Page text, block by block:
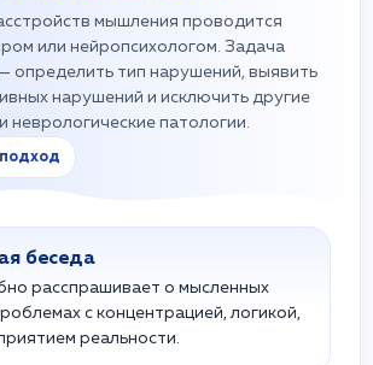
мышления проводится
или нейропсихологом. Задача
определить тип нарушений, выявить
нарушений и исключить другие
неврологические патологии.
беседа
расспрашивает о мысленных
с концентрацией, логикой,
реальности.